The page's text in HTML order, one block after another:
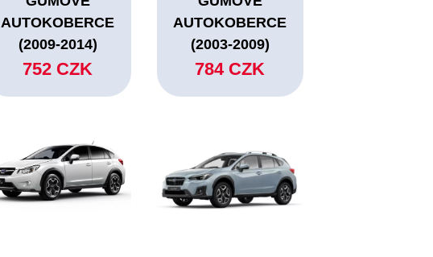
AUTOKOBERCE
(2009-2014)
752 CZK
AUTOKOBERCE
(2003-2009)
784 CZK